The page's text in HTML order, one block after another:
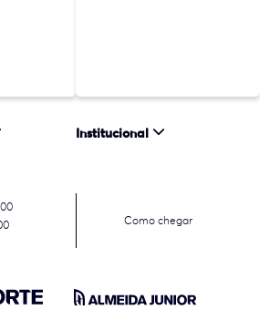
Institucional
Como chegar